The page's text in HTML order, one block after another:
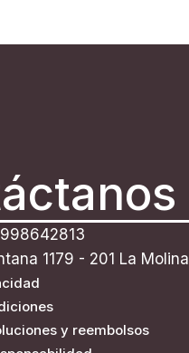
1179 - 201 La Molina
y reembolsos